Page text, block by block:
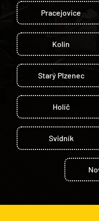
Pracejovice
Kolín
Starý Plzenec
Holíč
Svidník